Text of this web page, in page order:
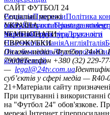
САЙТ ФУТБОЛ 24
РедакціяПрогнозиПолітика
сайтуКонтактиПравила
політикаСтруктура власності
Соціальні мережі
facebookxyoutubeinstagram
УКРАЇНА
УкраїнаПерша лігаДруга ліга
ЧЕМПІОНАТИ
НімеччинаІспаніяАнгліяІталія
ЄВРОКУБКИ
Ліга чемпіонівЛіга Європи
конференцій
Онлайн-медіа «Футбол 24»пл.
79008Телефон +380 (32) 229-
— legal@24tv.com.ua
суб’єктів у сфері медіа — R40-
21+Матеріали сайту
При цитуванні і використанні
на "Футбол 24" обов'язкове.